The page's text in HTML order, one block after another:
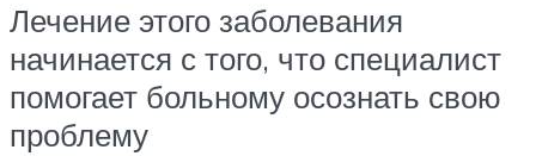
Лечение этого заболевания
начинается с того, что специалист
помогает больному осознать свою
проблему